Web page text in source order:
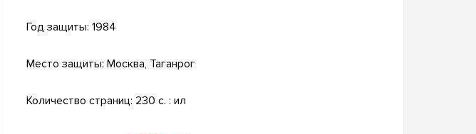
Год защиты: 1984
Место защиты: Москва, Таганрог
Количество страниц: 230 c. : ил